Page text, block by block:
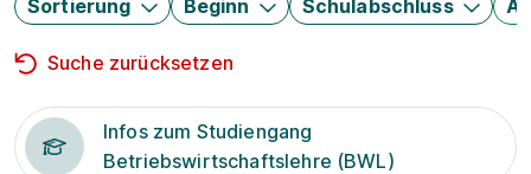
Sortierung Beginn Schulabschluss
Suche zurücksetzen
Infos zum Studiengang
Betriebswirtschaftslehre (BWL)